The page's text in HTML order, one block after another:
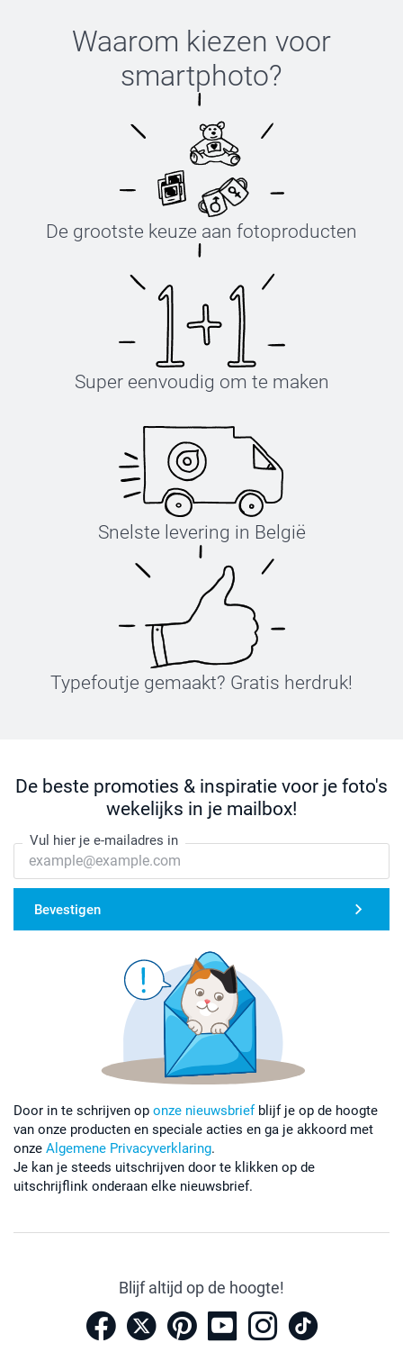
Waarom kiezen voor
smartphoto?
De grootste keuze aan fotoproducten
Super eenvoudig om te maken
Snelste levering in België
Typefoutje gemaakt? Gratis herdruk!
De beste promoties & inspiratie voor je foto's
wekelijks in je mailbox!
Vul hier je e-mailadres in
Bevestigen
Door in te schrijven op onze nieuwsbriefblijf je op de hoogte
van onze producten en speciale acties en ga je akkoord met
onze Algemene Privacyverklaring.
Je kan je steeds uitschrijven door te klikken op de
uitschrijflink onderaan elke nieuwsbrief.
Blijf altijd op de hoogte!